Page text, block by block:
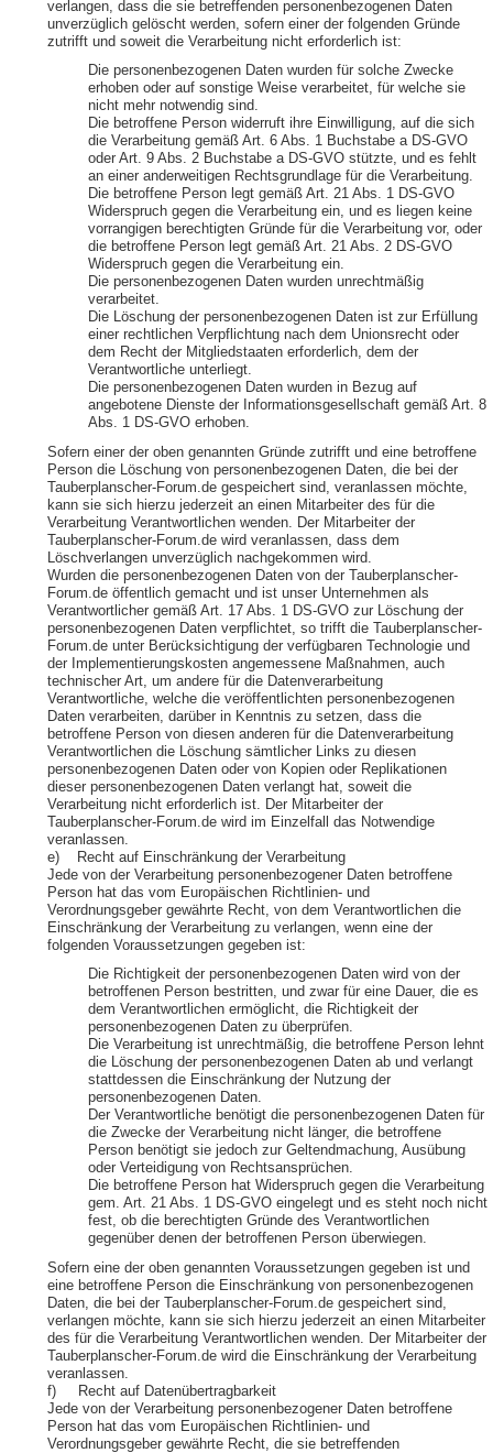
verlangen, dass die sie betreffenden personenbezogenen Daten
unverzüglich gelöscht werden, sofern einer der folgenden Gründe
zutrifft und soweit die Verarbeitung nicht erforderlich ist:
Die personenbezogenen Daten wurden für solche Zwecke
erhoben oder auf sonstige Weise verarbeitet, für welche sie
nicht mehr notwendig sind.
Die betroffene Person widerruft ihre Einwilligung, auf die sich
die Verarbeitung gemäß Art. 6 Abs. 1 Buchstabe a DS-GVO
oder Art. 9 Abs. 2 Buchstabe a DS-GVO stützte, und es fehlt
an einer anderweitigen Rechtsgrundlage für die Verarbeitung.
Die betroffene Person legt gemäß Art. 21 Abs. 1 DS-GVO
Widerspruch gegen die Verarbeitung ein, und es liegen keine
vorrangigen berechtigten Gründe für die Verarbeitung vor, oder
die betroffene Person legt gemäß Art. 21 Abs. 2 DS-GVO
Widerspruch gegen die Verarbeitung ein.
Die personenbezogenen Daten wurden unrechtmäßig
verarbeitet.
Die Löschung der personenbezogenen Daten ist zur Erfüllung
einer rechtlichen Verpflichtung nach dem Unionsrecht oder
dem Recht der Mitgliedstaaten erforderlich, dem der
Verantwortliche unterliegt.
Die personenbezogenen Daten wurden in Bezug auf
angebotene Dienste der Informationsgesellschaft gemäß Art. 8
Abs. 1 DS-GVO erhoben.
Sofern einer der oben genannten Gründe zutrifft und eine betroffene
Person die Löschung von personenbezogenen Daten, die bei der
Tauberplanscher-Forum.de gespeichert sind, veranlassen möchte,
kann sie sich hierzu jederzeit an einen Mitarbeiter des für die
Verarbeitung Verantwortlichen wenden. Der Mitarbeiter der
Tauberplanscher-Forum.de wird veranlassen, dass dem
Löschverlangen unverzüglich nachgekommen wird.
Wurden die personenbezogenen Daten von der Tauberplanscher-
Forum.de öffentlich gemacht und ist unser Unternehmen als
Verantwortlicher gemäß Art. 17 Abs. 1 DS-GVO zur Löschung der
personenbezogenen Daten verpflichtet, so trifft die Tauberplanscher-
Forum.de unter Berücksichtigung der verfügbaren Technologie und
der Implementierungskosten angemessene Maßnahmen, auch
technischer Art, um andere für die Datenverarbeitung
Verantwortliche, welche die veröffentlichten personenbezogenen
Daten verarbeiten, darüber in Kenntnis zu setzen, dass die
betroffene Person von diesen anderen für die Datenverarbeitung
Verantwortlichen die Löschung sämtlicher Links zu diesen
personenbezogenen Daten oder von Kopien oder Replikationen
dieser personenbezogenen Daten verlangt hat, soweit die
Verarbeitung nicht erforderlich ist. Der Mitarbeiter der
Tauberplanscher-Forum.de wird im Einzelfall das Notwendige
veranlassen.
e) Recht auf Einschränkung der Verarbeitung
Jede von der Verarbeitung personenbezogener Daten betroffene
Person hat das vom Europäischen Richtlinien- und
Verordnungsgeber gewährte Recht, von dem Verantwortlichen die
Einschränkung der Verarbeitung zu verlangen, wenn eine der
folgenden Voraussetzungen gegeben ist:
Die Richtigkeit der personenbezogenen Daten wird von der
betroffenen Person bestritten, und zwar für eine Dauer, die es
dem Verantwortlichen ermöglicht, die Richtigkeit der
personenbezogenen Daten zu überprüfen.
Die Verarbeitung ist unrechtmäßig, die betroffene Person lehnt
die Löschung der personenbezogenen Daten ab und verlangt
stattdessen die Einschränkung der Nutzung der
personenbezogenen Daten.
Der Verantwortliche benötigt die personenbezogenen Daten für
die Zwecke der Verarbeitung nicht länger, die betroffene
Person benötigt sie jedoch zur Geltendmachung, Ausübung
oder Verteidigung von Rechtsansprüchen.
Die betroffene Person hat Widerspruch gegen die Verarbeitung
gem. Art. 21 Abs. 1 DS-GVO eingelegt und es steht noch nicht
fest, ob die berechtigten Gründe des Verantwortlichen
gegenüber denen der betroffenen Person überwiegen.
Sofern eine der oben genannten Voraussetzungen gegeben ist und
eine betroffene Person die Einschränkung von personenbezogenen
Daten, die bei der Tauberplanscher-Forum.de gespeichert sind,
verlangen möchte, kann sie sich hierzu jederzeit an einen Mitarbeiter
des für die Verarbeitung Verantwortlichen wenden. Der Mitarbeiter der
Tauberplanscher-Forum.de wird die Einschränkung der Verarbeitung
veranlassen.
f) Recht auf Datenübertragbarkeit
Jede von der Verarbeitung personenbezogener Daten betroffene
Person hat das vom Europäischen Richtlinien- und
Verordnungsgeber gewährte Recht, die sie betreffenden